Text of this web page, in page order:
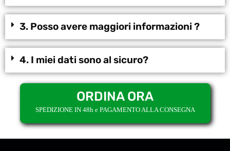
3. Posso avere maggiori informazioni ?
4. I miei dati sono al sicuro?
ORDINA ORA
SPEDIZIONE IN 48h e PAGAMENTO ALLA CONSEGNA